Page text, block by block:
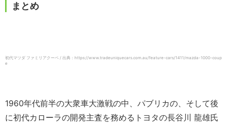
まとめ
初代マツダ ファミリアクーペ / 出典：https://www.tradeuniquecars.com.au/feature-cars/1411/mazda-1000-coup
e
1960年代前半の大衆車大激戦の中、パブリカの、そして後
に初代カローラの開発主査を務めるトヨタの長谷川 龍雄氏